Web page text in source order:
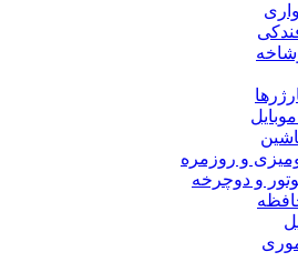
و روزمره
و دوچرخه